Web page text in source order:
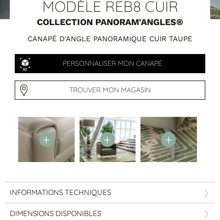
PAR FORME
Canapés avec méridienne
Tables repas
PAR STYLE
Classique
Contemporain
Industriel
MODÈLE REB8 CUIR
COLLECTION PANORAM'ANGLES®
CANAPÉ D'ANGLE PANORAMIQUE CUIR TAUPE
PERSONNALISER MON CANAPÉ
TROUVER MON MAGASIN
INFORMATIONS TECHNIQUES
DIMENSIONS DISPONIBLES